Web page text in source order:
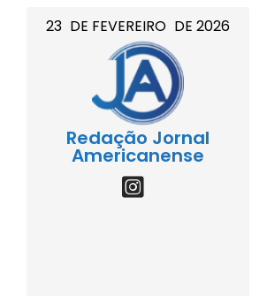
23 DE FEVEREIRO DE 2026
Redação Jornal
Americanense